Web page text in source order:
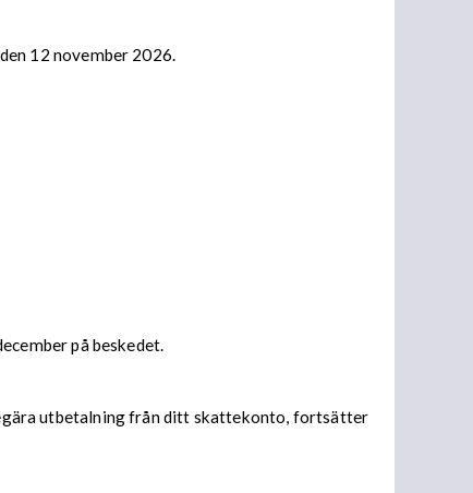
12 november 2026.
på beskedet.
utbetalning från ditt skattekonto, fortsätter